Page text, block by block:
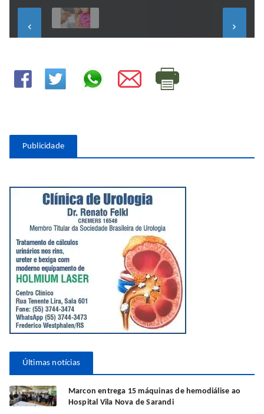
keyboard_arrow_left keyboard_arrow_right
Publicidade
Últimas notícias
Marcon entrega 15 máquinas de hemodiálise ao
Hospital Vila Nova de Sarandi